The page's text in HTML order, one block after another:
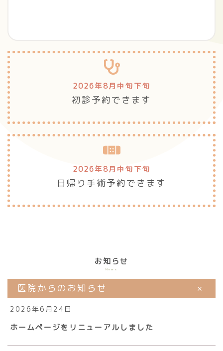
2026年8月中旬下旬
初診予約できます
2026年8月中旬下旬
日帰り手術予約できます
お知らせ
News
医院からのお知らせ +
ホームページをリニューアルしました
2026年6月24日